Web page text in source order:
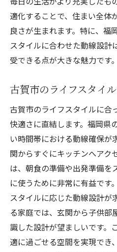
適化することで、住まい全体
良さが生まれます。特に、福
スタイルに合わせた動線設計
受できる点が大きな魅力です。
古賀市のライフスタイ
古賀市のライフスタイルに合
快適さに直結します。福岡県
い時間帯における動線確保が
関からすぐにキッチンへアク
は、朝食の準備や出発準備を
に使うために非常に有益です
スタイルに応じた動線設計が
る家庭では、玄関から子供部
識した設計が望ましいです。
適に過ごせる空間を実現でき